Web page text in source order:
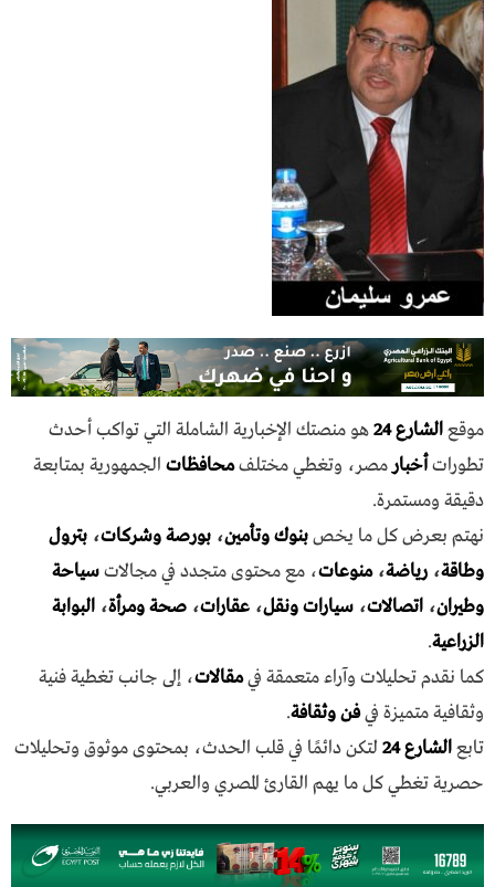
موقعالشارع 24
هو منصتك الإخبارية الشاملة التي تواكب أحدث
تطوراتأخبار مصر، وتغطي مختلفمحافظات الجمهورية بمتابعة
دقيقة ومستمرة.
نهتم بعرض كل ما يخصبنوك وتأمين، بورصة وشركات، بترول
وطاقة، رياضة،منوعات، مع محتوى متجدد في مجالاتسياحة
وطيران، اتصالات، سيارات ونقل، عقارات، صحة ومرأة، البوابة
الزراعية.
كما نقدم تحليلات وآراء متعمقة فيمقالات، إلى جانب تغطية فنية
وثقافية متميزة فيفن وثقافة.
تابعالشارع 24
لتكن دائمًا في قلب الحدث، بمحتوى موثوق وتحليلات
حصرية تغطي كل ما يهم القارئ المصري والعربي.